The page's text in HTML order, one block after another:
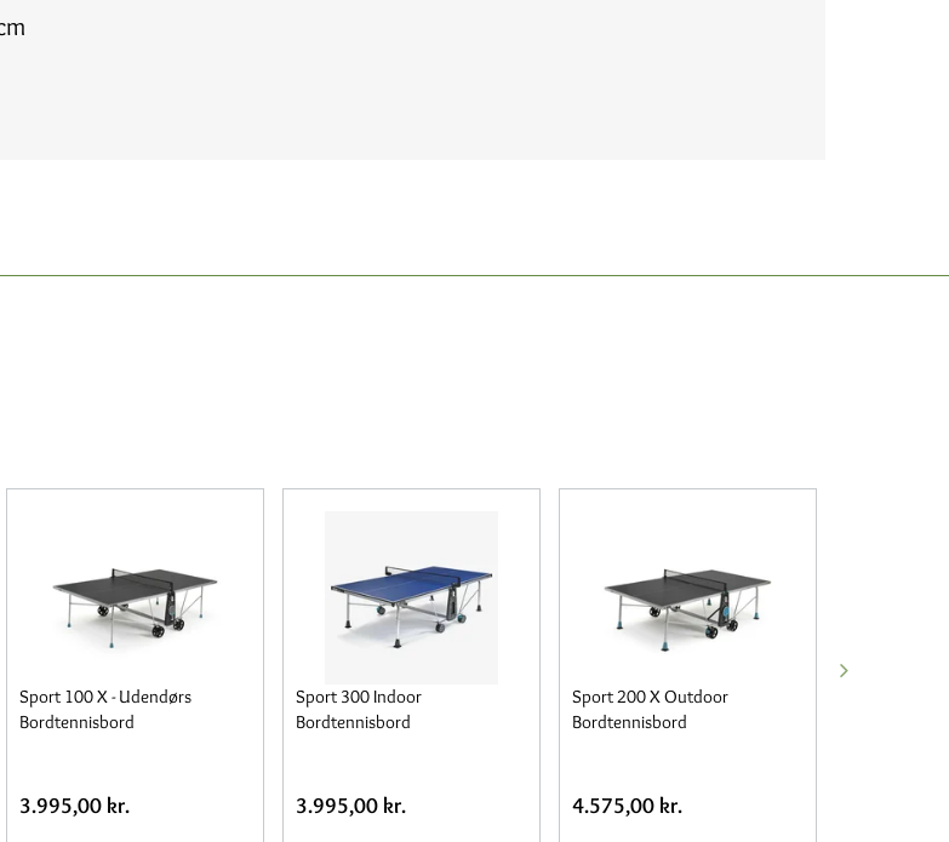
Sport 100 X - Udendørs
Bordtennisbord
3.995,00 kr.
Sport 300 Indoor
Bordtennisbord
3.995,00 kr.
Sport 200 X Outdoor
Bordtennisbord
4.575,00 kr.